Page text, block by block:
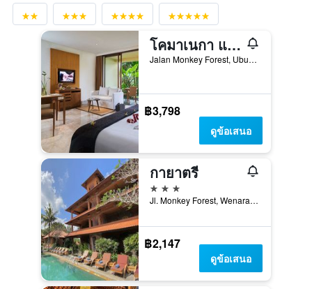
โคมาเนกา แอท ราศา สายัณห์
Jalan Monkey Forest, Ubud Gianyar, อูบุด, อินโดนีเซีย
฿3,798
ดูข้อเสนอ
กายาตรี
3 ดาว
Jl. Monkey Forest, Wenara Wana No. 41, อูบุด, อินโดนีเซีย
฿2,147
ดูข้อเสนอ